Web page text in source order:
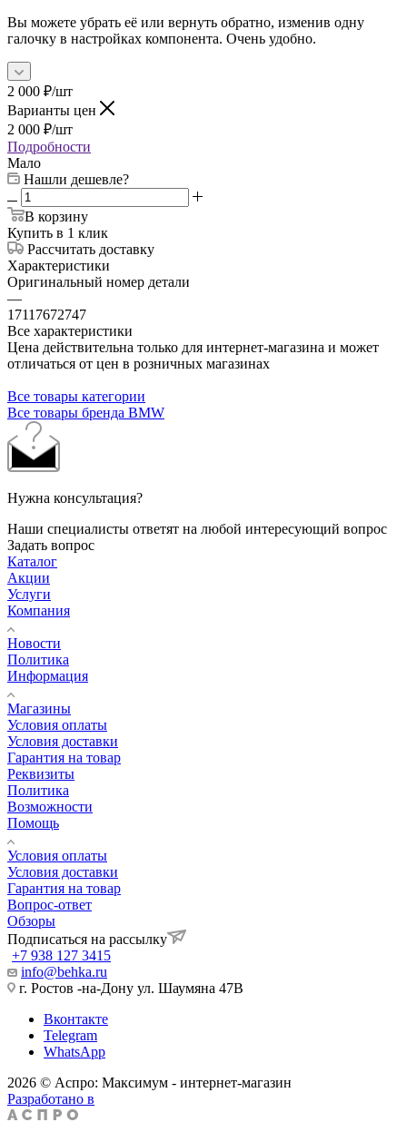
Вы можете убрать её или вернуть обратно, изменив одну
галочку в настройках компонента. Очень удобно.
2 000 ₽/шт
Варианты цен
2 000 ₽/шт
Подробности
Мало
Нашли дешевле?
В корзину
Купить в 1 клик
Рассчитать доставку
Характеристики
Оригинальный номер детали
—
17117672747
Все характеристики
Цена действительна только для интернет-магазина и может
отличаться от цен в розничных магазинах
Все товары категории
Все товары бренда BMW
Нужна консультация?
Наши специалисты ответят на любой интересующий вопрос
Задать вопрос
Каталог
Акции
Услуги
Компания
Новости
Политика
Информация
Магазины
Условия оплаты
Условия доставки
Гарантия на товар
Реквизиты
Политика
Возможности
Помощь
Условия оплаты
Условия доставки
Гарантия на товар
Вопрос-ответ
Обзоры
Подписаться на рассылку
+7 938 127 3415
info@behka.ru
г. Ростов -на-Дону ул. Шаумяна 47В
Вконтакте
Telegram
WhatsApp
2026 © Аспро: Максимум - интернет-магазин
Разработано в